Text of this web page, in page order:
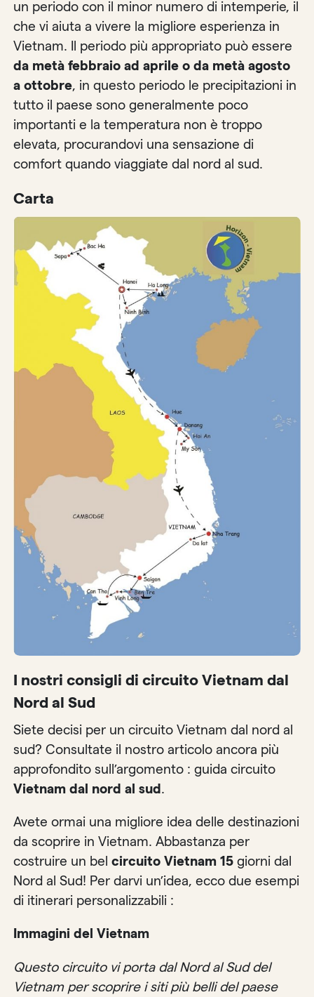
un periodo con il minor numero di intemperie, il
che vi aiuta a vivere la migliore esperienza in
Vietnam. Il periodo più appropriato può essere
da metà febbraio ad aprile o da metà agosto
a ottobre, in questo periodo le precipitazioni in
tutto il paese sono generalmente poco
importanti e la temperatura non è troppo
elevata, procurandovi una sensazione di
comfort quando viaggiate dal nord al sud.
Carta
I nostri consigli di circuito Vietnam dal
Nord al Sud
Siete decisi per un circuito Vietnam dal nord al
sud? Consultate il nostro articolo ancora più
approfondito sull’argomento : guida circuito
Vietnam dal nord al sud .
Avete ormai una migliore idea delle destinazioni
da scoprire in Vietnam. Abbastanza per
costruire un belcircuito Vietnam 15giorni dal
Nord al Sud! Per darvi un’idea, ecco due esempi
di itinerari personalizzabili :
Immagini del Vietnam
Questo circuito vi porta dal Nord al Sud del
Vietnam per scoprire i siti più belli del paese